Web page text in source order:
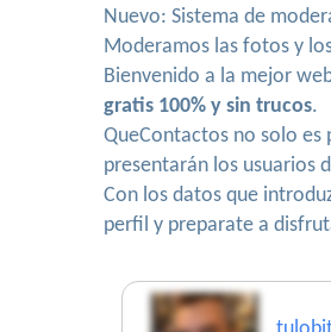
Nuevo: Sistema de
Moderamos las fotos y
Bienvenido a la mejor
gratis 100% y sin trucos.
QueContactos no solo es
presentarán los usuarios
Con los datos que
perfil y preparate a